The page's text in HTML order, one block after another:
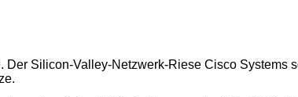
Silicon-Valley-Netzwerk-Riese Cisco Systems